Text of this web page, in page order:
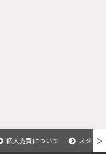
個人売買について スタッ＞